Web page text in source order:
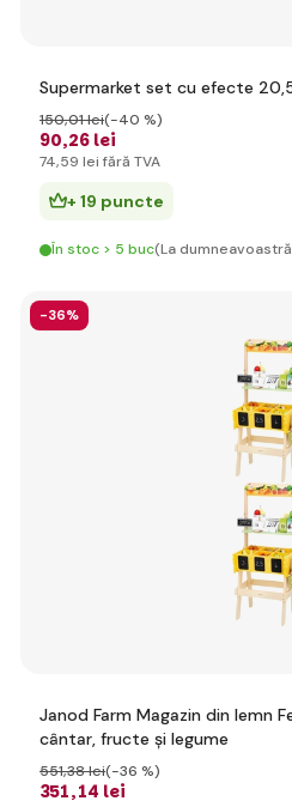
Supermarket set cu efecte
90,26 lei
150,01 lei(-40 %)
74,59 lei fără TVA
+ 19 puncte
În stoc > 5 buc(La
-36%
Janod Farm Magazin din lemn
cântar, fructe și legume
351,14 lei
551,38 lei(-36 %)